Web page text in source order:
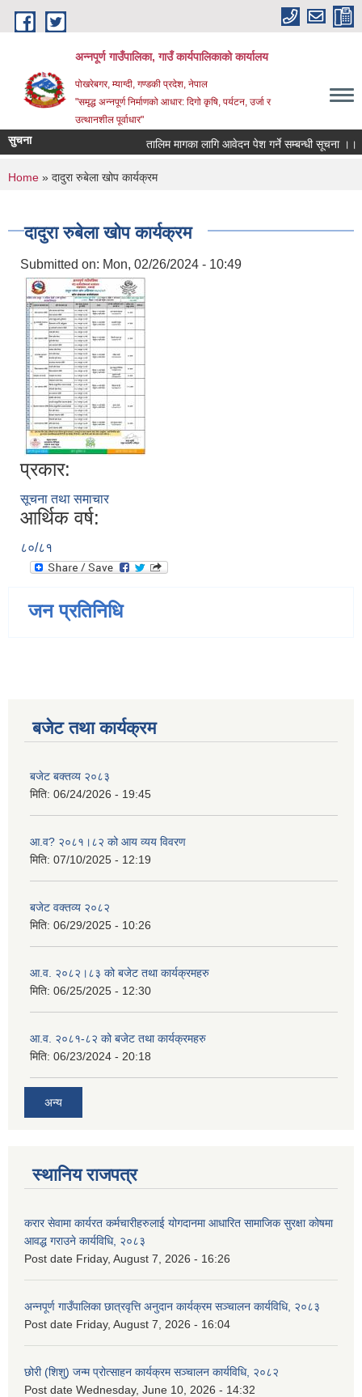
Skip to main content
अन्‍नपूर्ण गाउँपालिका, गाउँ कार्यपालिकाको कार्यालय
पोखरेबगर, म्याग्दी, गण्डकी प्रदेश, नेपाल
"समृद्ध अन्‍नपूर्ण निर्माणको आधार: दिगो कृषि, पर्यटन, उर्जा र
उत्थानशील पूर्वाधार"
सुचना तालिम मागका लागि आवेदन पेश गर्ने सम्बन्धी सूचना ।।
You are here
Home » दादुरा रुबेला खोप कार्यक्रम
दादुरा रुबेला खोप कार्यक्रम
Submitted on: Mon, 02/26/2024 - 10:49
प्रकार:
सूचना तथा समाचार
आर्थिक वर्ष:
८०/८१
जन प्रतिनिधि
बजेट तथा कार्यक्रम
बजेट बक्तव्य २०८३
मिति: 06/24/2026 - 19:45
आ.व? २०८१।८२ को आय व्यय विवरण
मिति: 07/10/2025 - 12:19
बजेट वक्तव्य २०८२
मिति: 06/29/2025 - 10:26
आ.व. २०८२।८३ को बजेट तथा कार्यक्रमहरु
मिति: 06/25/2025 - 12:30
आ.व. २०८१-८२ को बजेट तथा कार्यक्रमहरु
मिति: 06/23/2024 - 20:18
अन्य
स्थानिय राजपत्र
करार सेवामा कार्यरत कर्मचारीहरुलाई योगदानमा आधारित सामाजिक सुरक्षा कोषमा
आवद्ध गराउने कार्यविधि, २०८३
Post date Friday, August 7, 2026 - 16:26
अन्नपूर्ण गाउँपालिका छात्रवृत्ति अनुदान कार्यक्रम सञ्चालन कार्यविधि, २०८३
Post date Friday, August 7, 2026 - 16:04
छोरी (शिशु) जन्म प्रोत्साहन कार्यक्रम सञ्चालन कार्यविधि, २०८२
Post date Wednesday, June 10, 2026 - 14:32